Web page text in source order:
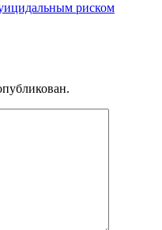
риском